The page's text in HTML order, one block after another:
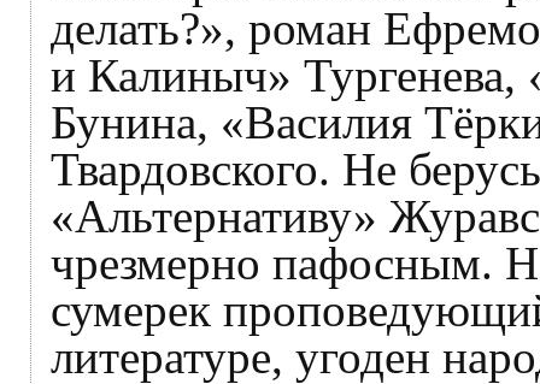
делать?», роман
и Калиныч» Тургенева,
Бунина, «Василия
Твардовского. Не
«Альтернативу»
чрезмерно пафосным.
сумерек
литературе, угоден